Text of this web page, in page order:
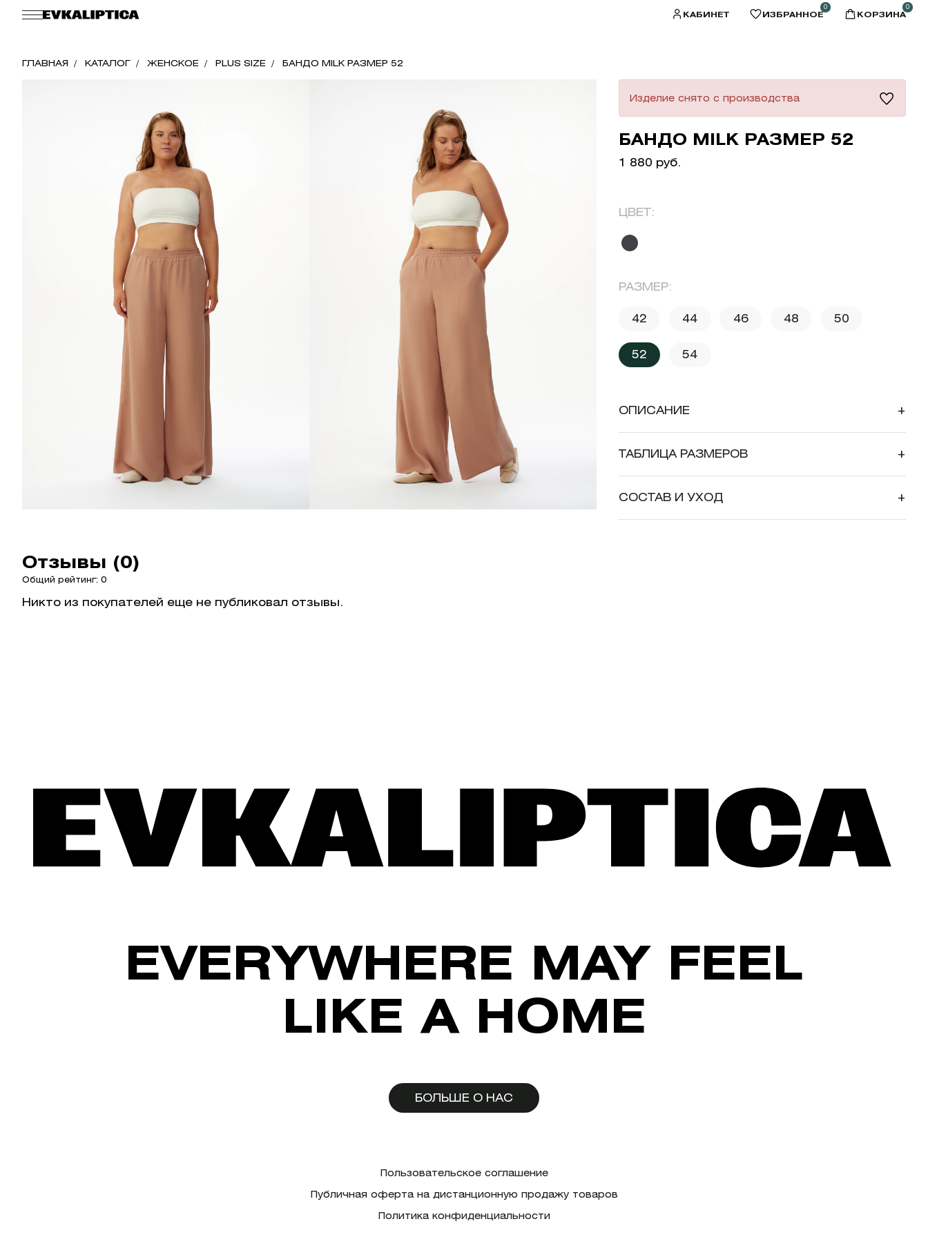
КАБИНЕТ ИЗБРАННОЕ
0
КОРЗИНА
0
ГЛАВНАЯ КАТАЛОГ ЖЕНСКОЕ PLUS SIZE БАНДО MILK РАЗМЕР 52
Изделие снято с производства
БАНДО MILK РАЗМЕР 52
1 880 руб.
ЦВЕТ:
РАЗМЕР:
42 44 46 48 50
52 54
ОПИСАНИЕ +
ТАБЛИЦА РАЗМЕРОВ +
СОСТАВ И УХОД +
Отзывы (0)
Общий рейтинг: 0
Никто из покупателей еще не публиковал отзывы.
EVERYWHERE MAY FEEL
LIKE A HOME
БОЛЬШЕ О НАС
Пользовательское соглашение
Публичная оферта на дистанционную продажу товаров
Политика конфиденциальности